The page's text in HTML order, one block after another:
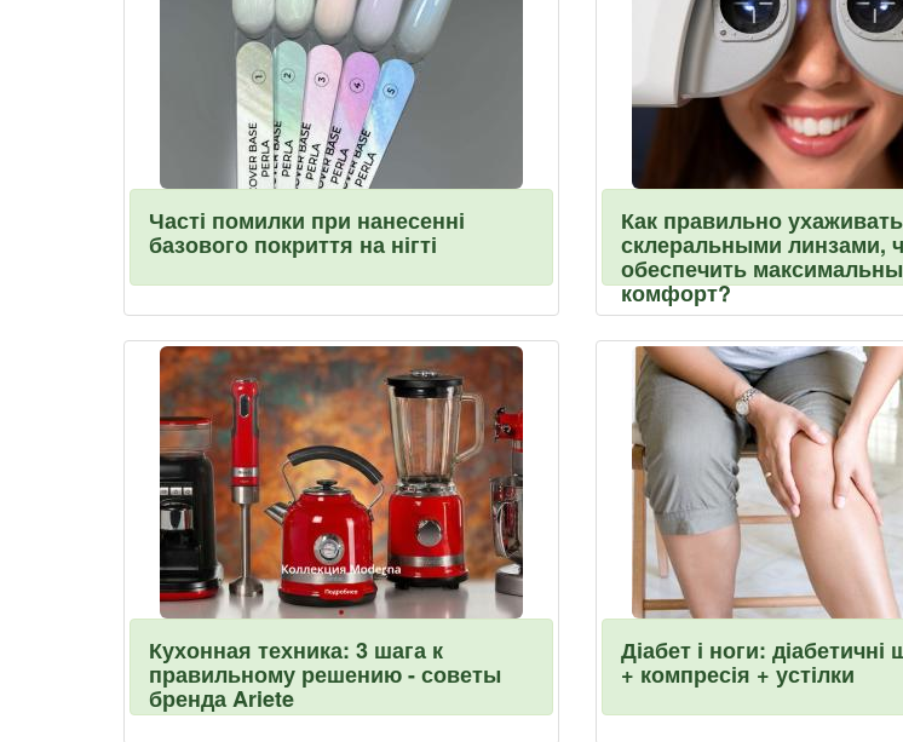
Часті помилки при нанесенні
базового покриття на нігті
Как правильно
склеральными линзами,
обеспечить
комфорт?
Кухонная техника: 3 шага к
правильному решению - советы
бренда Ariete
Діабет і ноги: діабетичні
+ компресія + устілки